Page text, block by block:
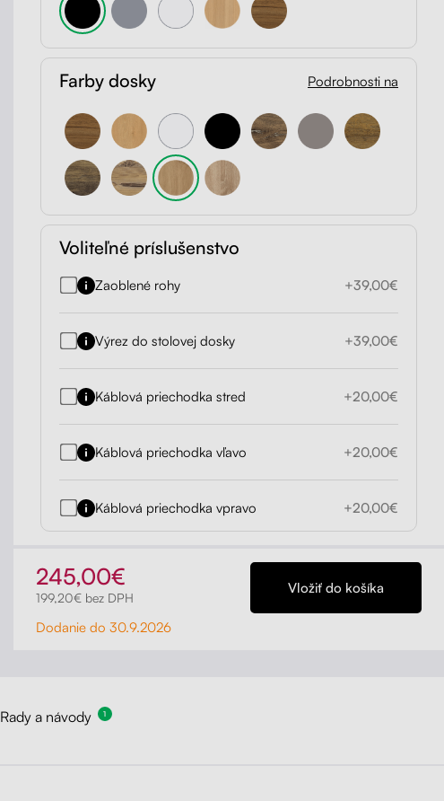
Farby dosky Podrobnosti na
Voliteľné príslušenstvo
Zaoblené rohy +39,00€
Výrez do stolovej dosky +39,00€
Káblová priechodka stred +20,00€
Káblová priechodka vľavo +20,00€
Káblová priechodka vpravo +20,00€
245,00€
199,20€ bez DPH
Dodanie do 30.9.2026
Rady a návody 1